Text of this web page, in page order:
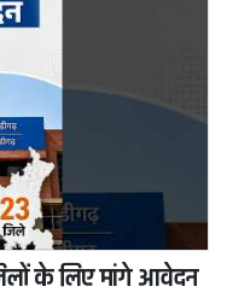
के लिए मांगे आवेदन